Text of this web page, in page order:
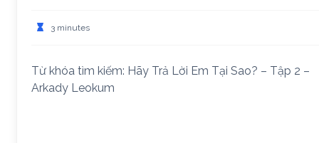
3 minutes
Từ khóa tìm kiếm: Hãy Trả Lời Em Tại Sao? – Tập 2 –
Arkady Leokum